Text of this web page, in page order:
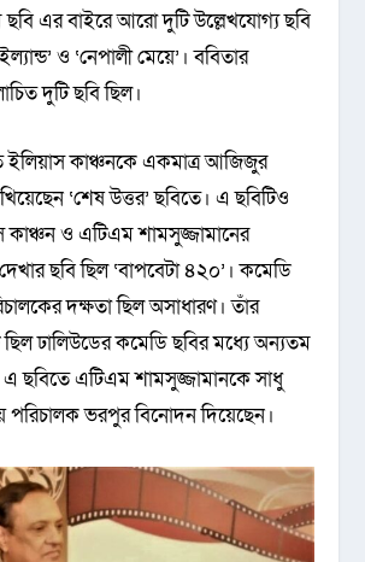
ছবি এর বাইরে আরো দুটি উল্লেখযোগ্য ছবি
ও ‘নেপালী মেয়ে’। ববিতার
দুটি ছবি ছিল।
ইলিয়াস কাঞ্চনকে একমাত্র আজিজুর
‘শেষ উত্তর’ ছবিতে। এ ছবিটিও
কাঞ্চন ও এটিএম শামসুজ্জামানের
ছবি ছিল ‘বাপবেটা ৪২০’। কমেডি
দক্ষতা ছিল অসাধারণ। তাঁর
ছিল ঢালিউডের কমেডি ছবির মধ্যে অন্যতম
এ ছবিতে এটিএম শামসুজ্জামানকে সাধু
পরিচালক ভরপুর বিনোদন দিয়েছেন।